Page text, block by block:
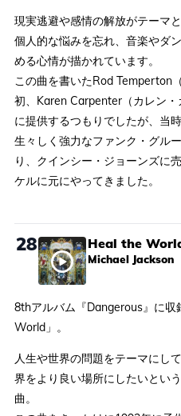
現実逃避や感情の解放がテーマ
個人的な悩みを忘れ、音楽やダ
める心情が描かれています。
この曲を書いたRod Temperton
初、Karen Carpenter（カレン
に提供するつもりでしたが、当
生々しく強力なファンク・グル
り、クインシー・ジョーンズに
ケルに元にやってきました。
28 Heal the
Michael Jackson
8thアルバム『Dangerous』に
World」。
人生や世界の問題をテーマにし
界をより良い場所にしたいとい
曲。